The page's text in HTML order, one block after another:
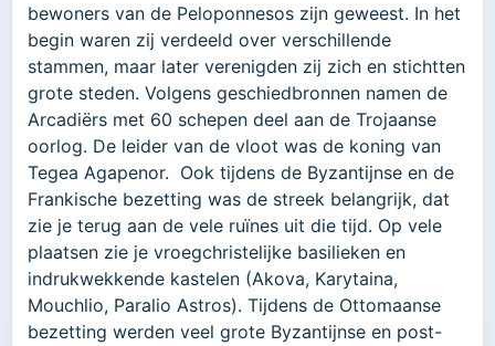
bewoners van de Peloponnesos zijn geweest. In het
begin waren zij verdeeld over verschillende
stammen, maar later verenigden zij zich en stichtten
grote steden. Volgens geschiedbronnen namen de
Arcadiërs met 60 schepen deel aan de Trojaanse
oorlog. De leider van de vloot was de koning van
Tegea Agapenor. Ook tijdens de Byzantijnse en de
Frankische bezetting was de streek belangrijk, dat
zie je terug aan de vele ruïnes uit die tijd. Op vele
plaatsen zie je vroegchristelijke basilieken en
indrukwekkende kastelen (Akova, Karytaina,
Mouchlio, Paralio Astros). Tijdens de Ottomaanse
bezetting werden veel grote Byzantijnse en post-